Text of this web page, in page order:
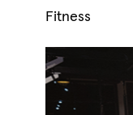
Fitness